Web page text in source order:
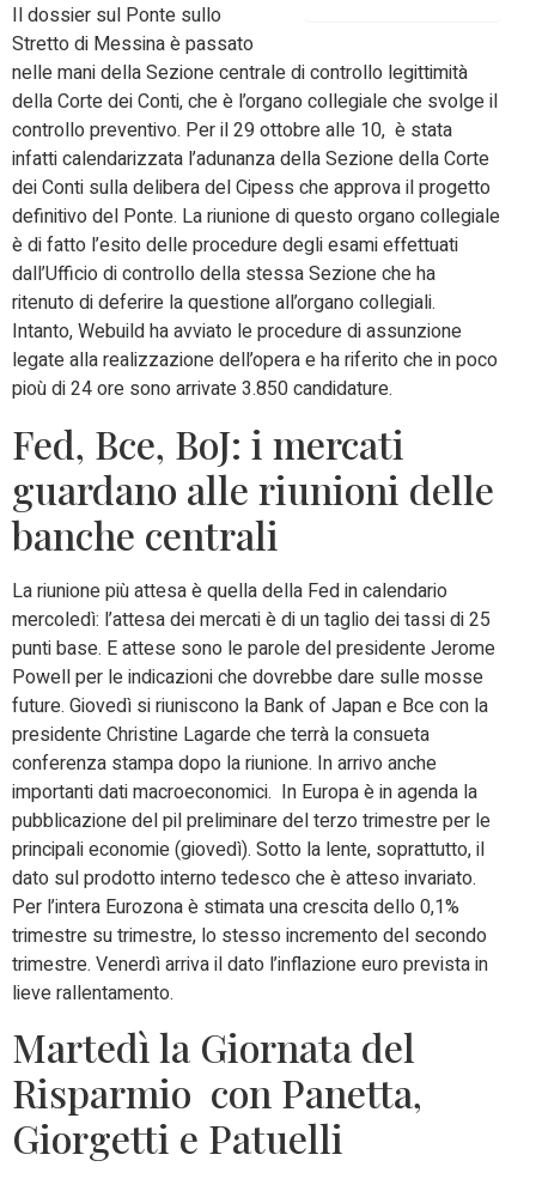
Il dossier sul Ponte sullo
Stretto di Messina è passato
nelle mani della Sezione centrale di controllo legittimità
della Corte dei Conti, che è l’organo collegiale che svolge il
controllo preventivo. Per il 29 ottobre alle 10, è stata
infatti calendarizzata l’adunanza della Sezione della Corte
dei Conti sulla delibera del Cipess che approva il progetto
definitivo del Ponte. La riunione di questo organo collegiale
è di fatto l’esito delle procedure degli esami effettuati
dall’Ufficio di controllo della stessa Sezione che ha
ritenuto di deferire la questione all’organo collegiali.
Intanto, Webuild ha avviato le procedure di assunzione
legate alla realizzazione dell’opera e ha riferito che in poco
pioù di 24 ore sono arrivate 3.850 candidature.
Fed, Bce, BoJ: i mercati
guardano alle riunioni delle
banche centrali
La riunione più attesa è quella della Fed in calendario
mercoledì: l’attesa dei mercati è di un taglio dei tassi di 25
punti base. E attese sono le parole del presidente Jerome
Powell per le indicazioni che dovrebbe dare sulle mosse
future. Giovedì si riuniscono la Bank of Japan e Bce con la
presidente Christine Lagarde che terrà la consueta
conferenza stampa dopo la riunione. In arrivo anche
importanti dati macroeconomici. In Europa è in agenda la
pubblicazione del pil preliminare del terzo trimestre per le
principali economie (giovedì). Sotto la lente, soprattutto, il
dato sul prodotto interno tedesco che è atteso invariato.
Per l’intera Eurozona è stimata una crescita dello 0,1%
trimestre su trimestre, lo stesso incremento del secondo
trimestre. Venerdì arriva il dato l’inflazione euro prevista in
lieve rallentamento.
Martedì la Giornata del
Risparmio con Panetta,
Giorgetti e Patuelli